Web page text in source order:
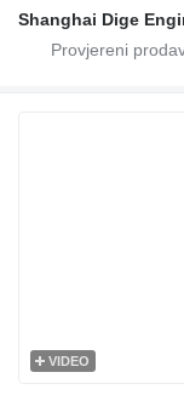
Shanghai Dige
VIDEO